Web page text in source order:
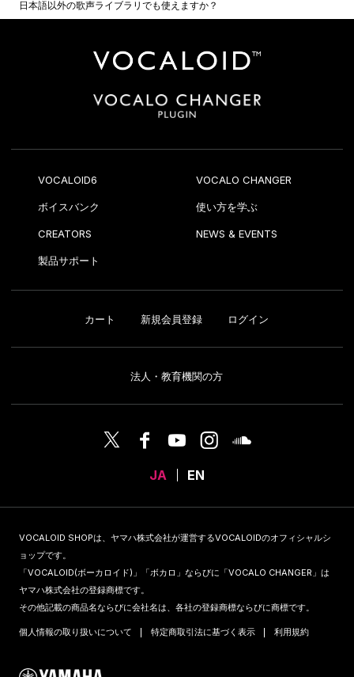
日本語以外の歌声ライブラリでも使えますか？
VOCALOID6 VOCALO CHANGER
ボイスバンク 使い方を学ぶ
CREATORS NEWS & EVENTS
製品サポート
カート 新規会員登録 ログイン
法人・教育機関の方
JA EN
VOCALOID SHOPは、ヤマハ株式会社が運営するVOCALOIDのオフィシャルシ
ョップです。
「VOCALOID(ボーカロイド)」「ボカロ」ならびに「VOCALO CHANGER」は
ヤマハ株式会社の登録商標です。
その他記載の商品名ならびに会社名は、各社の登録商標ならびに商標です。
個人情報の取り扱いについて 特定商取引法に基づく表示 利用規約